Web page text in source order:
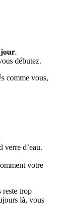
jour.
débutez.
comme vous,
verre d’eau.
votre
reste trop
là, vous